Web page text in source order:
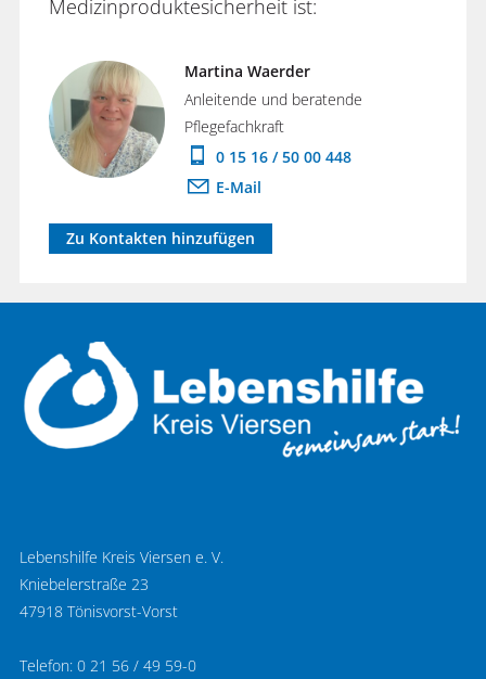
Medizinproduktesicherheit ist:
Martina Waerder
Anleitende und beratende
Pflegefachkraft
0 15 16 / 50 00 448
E-Mail
Zu Kontakten hinzufügen
Lebenshilfe Kreis Viersen e. V.
Kniebelerstraße 23
47918 Tönisvorst-Vorst
Telefon: 0 21 56 / 49 59-0